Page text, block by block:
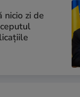
nicio zi de